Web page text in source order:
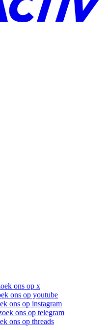
ons op x
ons op youtube
ons op instagram
ons op telegram
ons op threads